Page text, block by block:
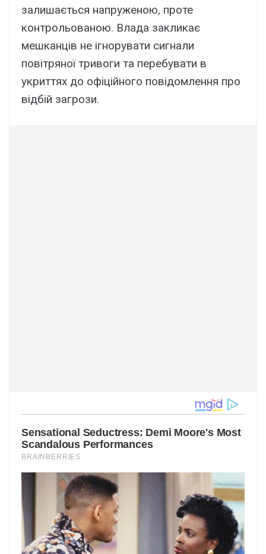
залишається напруженою, проте
контрольованою. Влада закликає
мешканців не ігнорувати сигнали
повітряної тривоги та перебувати в
укриттях до офіційного повідомлення про
відбій загрози.